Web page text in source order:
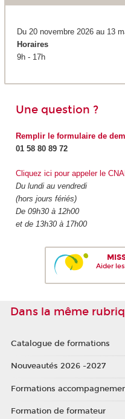
Du 20 novembre 2026 au 13
Horaires
9h - 17h
Une question ?
Remplir le formulaire de
01 58 80 89 72
Cliquez ici pour appeler le
Du lundi au vendredi
(hors jours fériés)
De 09h30 à 12h00
et de 13h30 à 17h00
Aider
Dans la même
Catalogue de formations
Nouveautés 2026 -2027
Formations
Formation de formateur